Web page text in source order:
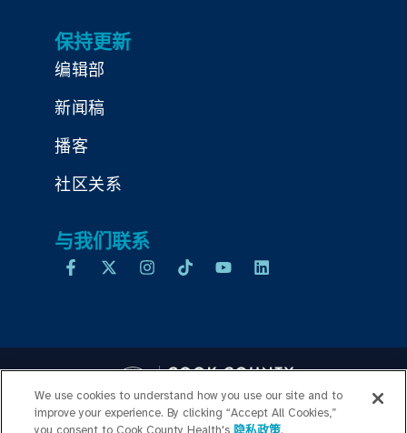
保持更新
编辑部
新闻稿
播客
社区关系
与我们联系
We use cookies to understand how you use our site and to
improve your experience. By clicking “Accept All Cookies,”